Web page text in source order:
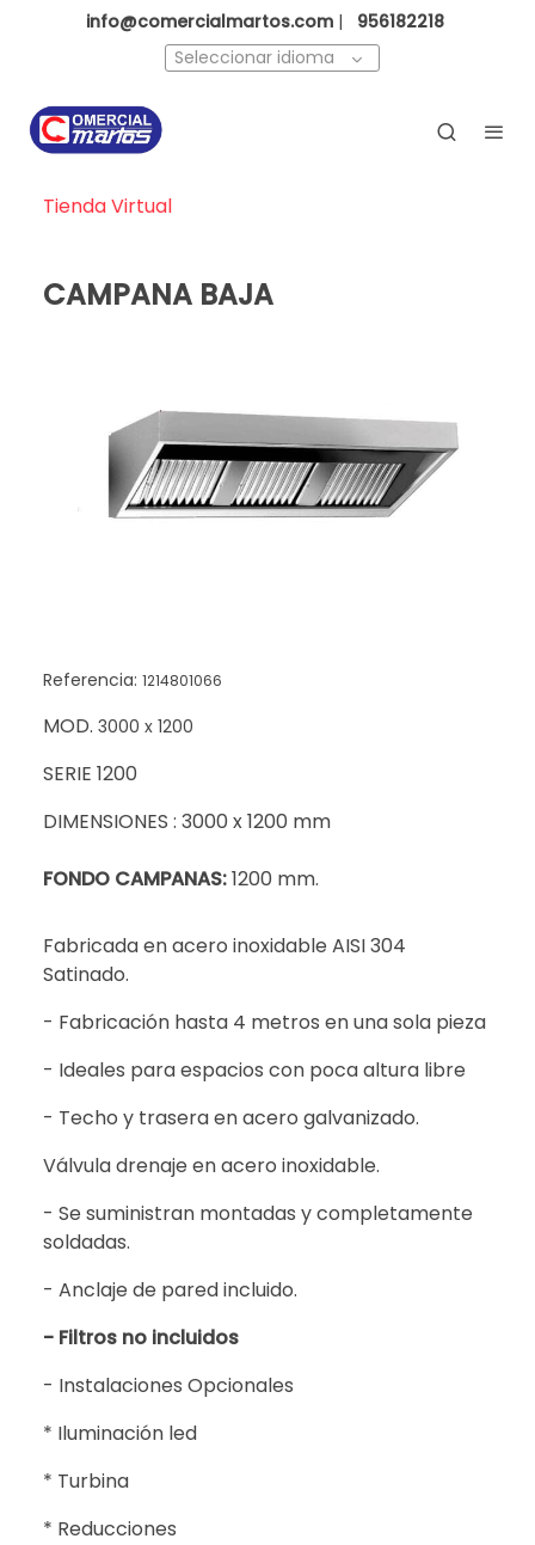
info@comercialmartos.com |
956182218
Seleccionar idioma
Tienda Virtual
CAMPANA BAJA
Referencia: 1214801066
MOD. 3000 x 1200
SERIE 1200
DIMENSIONES : 3000 x 1200 mm
FONDO CAMPANAS:1200 mm.
Fabricada en acero inoxidable AISI 304
Satinado.
- Fabricación hasta 4 metros en una sola pieza
- Ideales para espacios con poca altura libre
- Techo y trasera en acero galvanizado.
Válvula drenaje en acero inoxidable.
- Se suministran montadas y completamente
soldadas.
- Anclaje de pared incluido.
- Filtros no incluidos
- Instalaciones Opcionales
* Iluminación led
* Turbina
* Reducciones